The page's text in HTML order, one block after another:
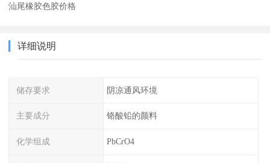
汕尾橡胶色胶价格
详细说明
储存要求 阴凉通风环境
主要成分 铬酸铅的颜料
化学组成 PbCrO4